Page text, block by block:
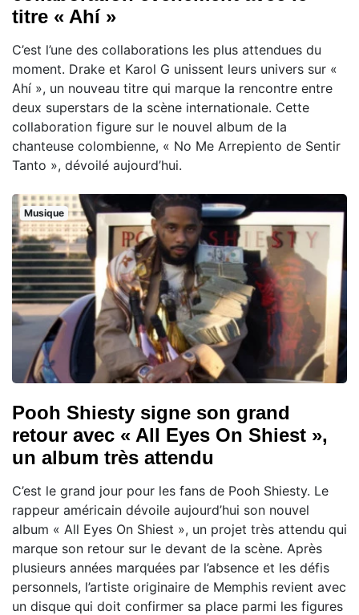
titre « Ahí »
C’est l’une des collaborations les plus attendues du
moment. Drake et Karol G unissent leurs univers sur «
Ahí », un nouveau titre qui marque la rencontre entre
deux superstars de la scène internationale. Cette
collaboration figure sur le nouvel album de la
chanteuse colombienne, « No Me Arrepiento de Sentir
Tanto », dévoilé aujourd’hui.
Musique
Pooh Shiesty signe son grand
retour avec « All Eyes On Shiest »,
un album très attendu
C’est le grand jour pour les fans de Pooh Shiesty. Le
rappeur américain dévoile aujourd’hui son nouvel
album « All Eyes On Shiest », un projet très attendu qui
marque son retour sur le devant de la scène. Après
plusieurs années marquées par l’absence et les défis
personnels, l’artiste originaire de Memphis revient avec
un disque qui doit confirmer sa place parmi les figures